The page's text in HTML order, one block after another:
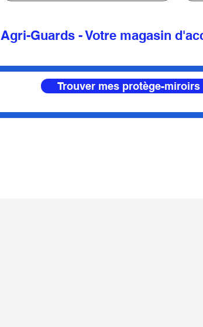
Agri-Guards - Votre magasin
Trouver mes protège-miroirs